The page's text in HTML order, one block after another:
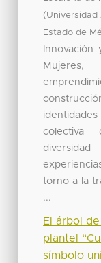
(Universidad
Estado de
Innovación
colectiva
torno a la
...
El árbol
plantel
símbolo